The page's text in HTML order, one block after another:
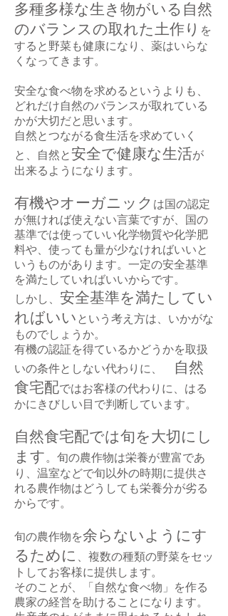
多種多様な生き物がいる自然
のバランスの取れた土作り を
すると野菜も健康になり、薬はいらな
くなってきます。
安全な食べ物を求めるというよりも、
どれだけ自然のバランスが取れている
かが大切だと思います。
自然とつながる食生活を求めていく
と、自然と安全で健康な生活が
出来るようになります。
有機やオーガニック は国の認定
が無ければ使えない言葉ですが、国の
基準では使っていい化学物質や化学肥
料や、使っても量が少なければいいと
いうものがあります。一定の安全基準
を満たしていればいいからです。
しかし、 安全基準を満たしてい
ればいい という考え方は、いかがな
ものでしょうか。
有機の認証を得ているかどうかを取扱
いの条件としない代わりに、 自然
食宅配ではお客様の代わりに、はる
かにきびしい目で判断しています。
自然食宅配では旬を大切にし
ます。旬の農作物は栄養が豊富であ
り、温室などで旬以外の時期に提供さ
れる農作物はどうしても栄養分が劣る
からです。
旬の農作物を余らないようにす
るために 、複数の種類の野菜をセッ
トしてお客様に提供します。
そのことが、「自然な食べ物」を作る
農家の経営を助けることになります。